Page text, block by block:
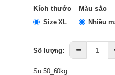
Kích thước
Size XL
Màu sắc
Nhiều
Số lượng:
Su 50_60kg